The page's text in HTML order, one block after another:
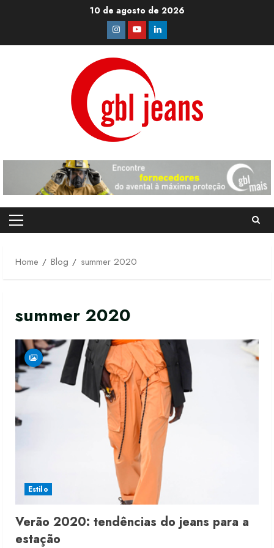
10 de agosto de 2026
Instagram
YoutubeLinkedin
Primary
Home
Blog summer 2020
summer 2020
Estilo
Verão 2020: tendências do jeans para a
estação